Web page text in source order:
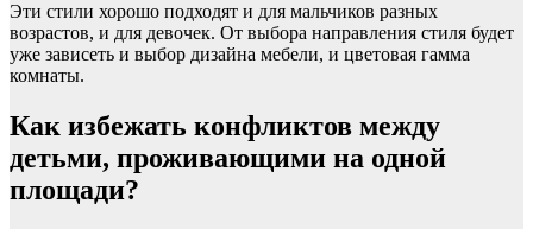
Эти стили хорошо подходят и для мальчиков разных
возрастов, и для девочек. От выбора направления стиля будет
уже зависеть и выбор дизайна мебели, и цветовая гамма
комнаты.
Как избежать конфликтов между
детьми, проживающими на одной
площади?